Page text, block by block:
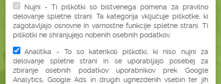
PERNATI / PUH VZGLAVNIK
VALJ S
(Ø15X40 CM)
Nujni - Ti piškotki so bistvenega pomena za pravilno
delovanje spletne strani. Ta kategorija vključuje piškotke, ki
zagotavljajo osnovne in varnostne funkcije spletne strani. Ti
piškotki ne shranjujejo nobenih osebnih podatkov.
Analitika - To so katerikoli piškotki, ki niso nujni za
delovanje spletne strani in se uporabljajo posebej za
zbiranje osebnih podatkov uporabnikov prek Google
Analytics, Google Ads in drugih ugnezdenih vsebin ter jih